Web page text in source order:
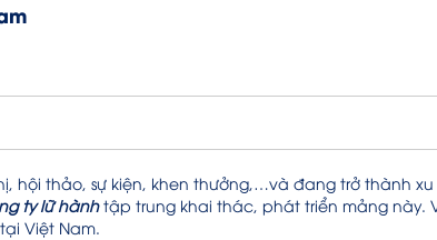
hội thảo, sự kiện, khen thưởng,…và đang trở thành
ty lữ hànhtập trung khai thác, phát triển mảng này.
Việt Nam.